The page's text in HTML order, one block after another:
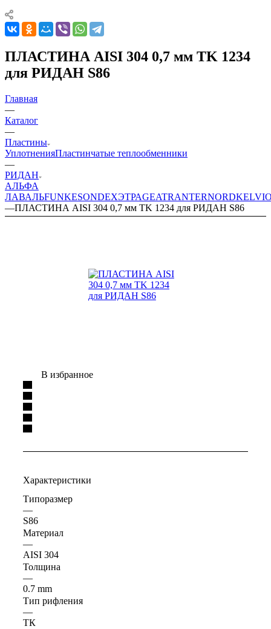
ПЛАСТИНА AISI 304 0,7 мм TK 1234
для РИДАН S86
Главная
—
Каталог
—
Пластины
УплотненияПластинчатые теплообменники
—
РИДАН
АЛЬФА
ЛАВАЛЬFUNKESONDEXЭТРАGEATRANTERNORD
—ПЛАСТИНА AISI 304 0,7 мм TK 1234 для РИДАН S86
В избранное
Характеристики
Типоразмер
—
S86
Материал
—
AISI 304
Толщина
—
0.7 mm
Тип рифления
—
ТК